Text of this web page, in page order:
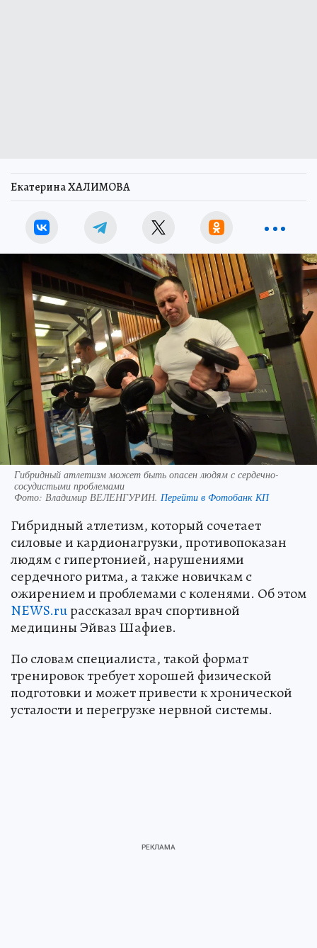
Екатерина ХАЛИМОВА
Гибридный атлетизм может быть опасен людям с сердечно-
сосудистыми проблемами
Фото: Владимир ВЕЛЕНГУРИН. Перейти в Фотобанк КП
Гибридный атлетизм, который сочетает
силовые и кардионагрузки, противопоказан
людям с гипертонией, нарушениями
сердечного ритма, а также новичкам с
ожирением и проблемами с коленями. Об этом
NEWS.ruрассказал врач спортивной
медицины Эйваз Шафиев.
По словам специалиста, такой формат
тренировок требует хорошей физической
подготовки и может привести к хронической
усталости и перегрузке нервной системы.